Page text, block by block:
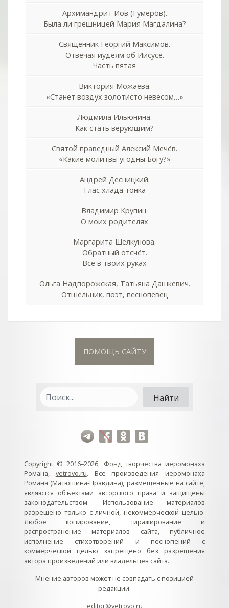
Архимандрит Иов (Гумеров).
Была ли грешницей Мария Магдалина?
Священник Георгий Максимов.
Отвечая иудеям об Иисусе.
Часть пятая
Виктория Можаева.
«Станет воздух золотисто невесом…»
Людмила Ильюнина.
Как стать верующим?
Святой праведный Алексий Мечёв.
«Какие молитвы угодны Богу?»
Андрей Десницкий.
Глас хлада тонка
Владимир Крупин.
О моих родителях
Маргарита Шелкунова.
Обратный отсчёт.
Всё в твоих руках
Ольга Надпорожская, Татьяна Дашкевич.
Отшельник, поэт, песнопевец
ПОМОЩЬ САЙТУ
Copyright © 2016–2026, Фондтворчества иеромонаха
Романа, vetrovo.ru. Все произведения иеромонаха
Романа (Матюшина-Правдина), размещённые на сайте,
являются объектами авторского права и защищены
законодательством. Использование материалов
разрешено только с личной, некоммерческой целью.
Любое копирование, тиражирование и
распространение материалов сайта, публичное
исполнение стихотворений и песнопений с
коммерческой целью запрещено без разрешения
автора произведений или владельцев сайта.
Мнение авторов может не совпадать с позицией
редакции.
editor@vetrovo.ru